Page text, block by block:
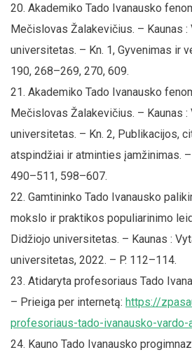
Akademiko Tado Ivanausko
Mečislovas Žalakevičius. – Kaunas :
universitetas. – Kn. 1, Gyvenimas ir
190, 268–269, 270, 609.
Akademiko Tado Ivanausko
Mečislovas Žalakevičius. – Kaunas :
universitetas. – Kn. 2, Publikacijos,
atspindžiai ir atminties įamžinimas.
490–511, 598–607.
Gamtininko Tado Ivanausko
mokslo ir praktikos populiarinimo
Didžiojo universitetas. – Kaunas :
universitetas, 2022. – P. 112–114.
Atidaryta profesoriaus Tado
– Prieiga per internetą: https://
profesoriaus-tado-ivanausko-vardo-
Kauno Tado Ivanausko